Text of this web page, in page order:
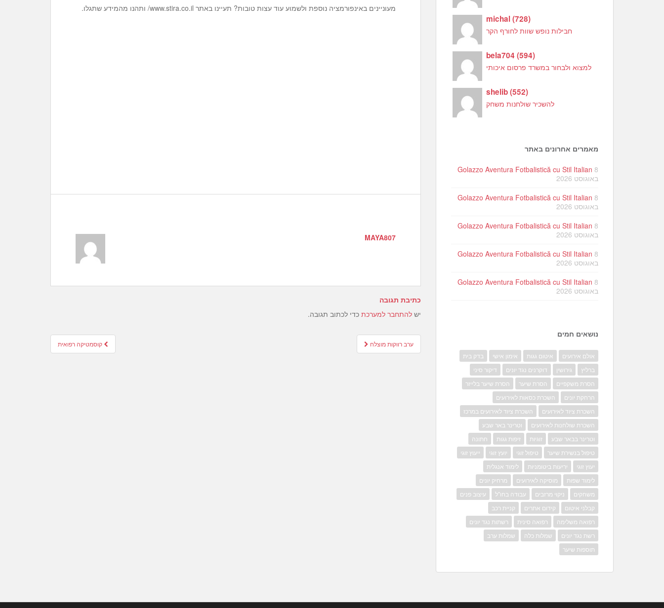
מעוניינים באינפורמציה נוספת ולשמוע עוד עצות טובות? תעיינו באתר www.stira.co.il/ ותהנו מהמידע שתגלו.
MAYA807
כתיבת תגובה
יש להתחבר למערכת כדי לכתוב תגובה.
Post
navigation
קוסמטיקה רפואית ערב רווקות מוצלח
michal(728)
חבילות נופש שוות לחורף הקר
bela704(594)
למצוא ולבחור במשרד פרסום איכותי
shelib(552)
להשכיר שולחנות משחק
מאמרים אחרונים באתר
Golazzo Aventura Fotbalistică cu Stil Italian 8
באוגוסט 2026
Golazzo Aventura Fotbalistică cu Stil Italian 8
באוגוסט 2026
Golazzo Aventura Fotbalistică cu Stil Italian 8
באוגוסט 2026
Golazzo Aventura Fotbalistică cu Stil Italian 8
באוגוסט 2026
Golazzo Aventura Fotbalistică cu Stil Italian 8
באוגוסט 2026
נושאים חמים
אולם אירועים איטום גגות אימון אישי
בדק בית
ברליץ
גירושין דוקרנים נגד יונים
דיקור סיני
הסרת משקפיים
הסרת שיער
הסרת שיער בלייזר
הרחקת יונים
השכרת כסאות לאירועים
השכרת ציוד לאירועים
השכרת ציוד לאירועים במרכז
השכרת שולחנות לאירועים
וטרינר באר שבע
וטרינר בבאר שבע
זוגיות זיפות גגות
חתונה
טיפול בנשירת שיער
טיפול זוגי יועץ זוגי
ייעוץ זוגי
יעוץ זוגי
יריעות ביטומניות
לימוד אנגלית
לימוד שפות
מוסיקה לאירועים
מרחיק יונים
משחקים
ניקוי מרזבים עבודה בחו"ל
עיצוב פנים
קבלני איטום
קידום אתרים
קניית רכב
רפואה משלימה
רפואה סינית
רשתות נגד יונים
רשת נגד יונים
שמלות כלה
שמלות ערב
תוספות שיער